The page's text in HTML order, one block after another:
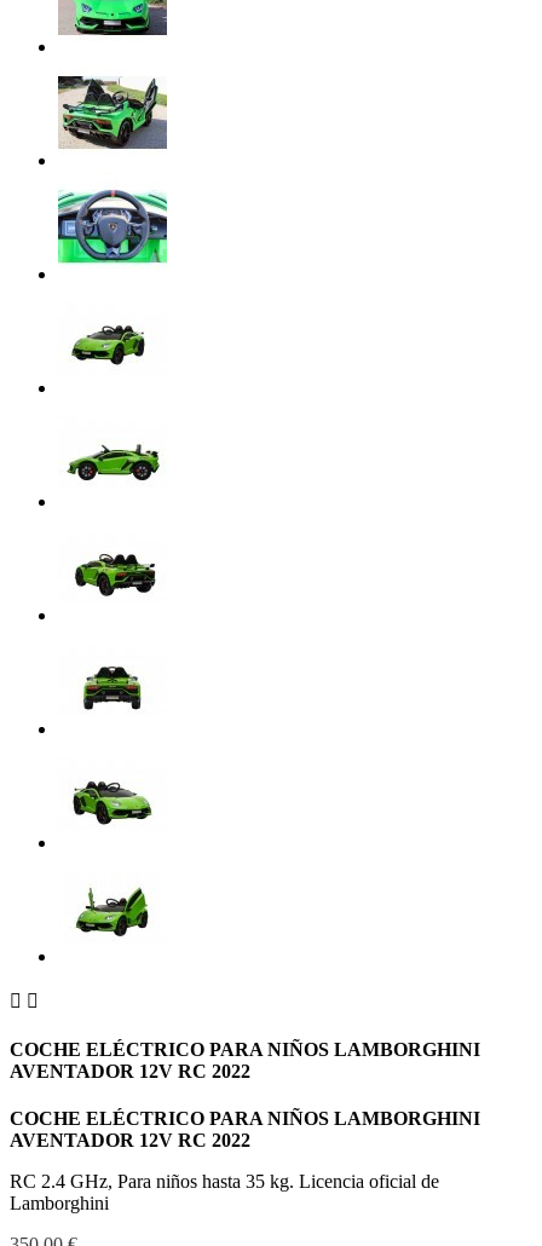
 
COCHE ELÉCTRICO PARA NIÑOS LAMBORGHINI
AVENTADOR 12V RC 2022
COCHE ELÉCTRICO PARA NIÑOS LAMBORGHINI
AVENTADOR 12V RC 2022
RC 2.4 GHz, Para niños hasta 35 kg. Licencia oficial de
Lamborghini